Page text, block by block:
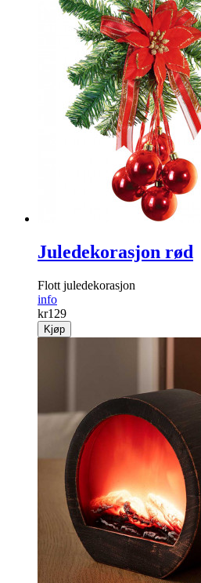
Juledekorasjon rød
Flott juledekorasjon
info
kr129
Kjøp